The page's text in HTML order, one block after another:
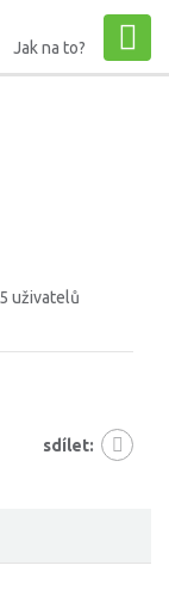
Jak na to?
uživatelů
sdílet: